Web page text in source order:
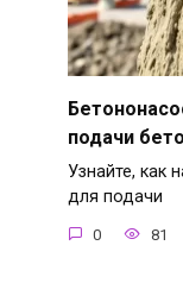
подачи
Узнайте, как
для подачи
0 81